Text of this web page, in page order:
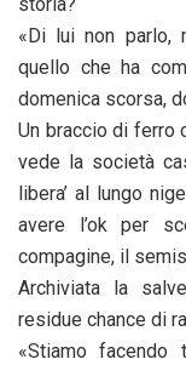
«Di lui non parlo,
quello che ha
domenica scorsa,
Un braccio di ferro
vede la società
libera’ al lungo
avere l’ok per
compagine, il
Archiviata la
residue chance di
«Stiamo facendo